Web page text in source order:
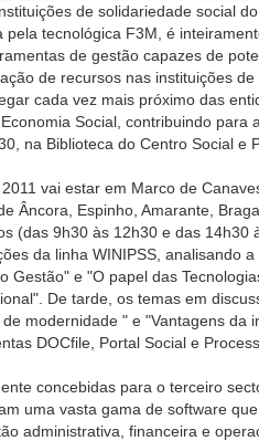
de solidariedade social
pela tecnológica F3M, é
de gestão capazes de
de recursos nas instituições
cada vez mais próximo das
Social, contribuindo para
na Biblioteca do Centro Social e
vai estar em Marco de
Âncora, Espinho, Amarante,
(das 9h30 às 12h30 e das 14h30
da linha WINIPSS, analisando
Gestão" e "O papel das
De tarde, os temas em
modernidade " e "Vantagens da
DOCfile, Portal Social e
concebidas para o terceiro
uma vasta gama de software
administrativa, financeira e